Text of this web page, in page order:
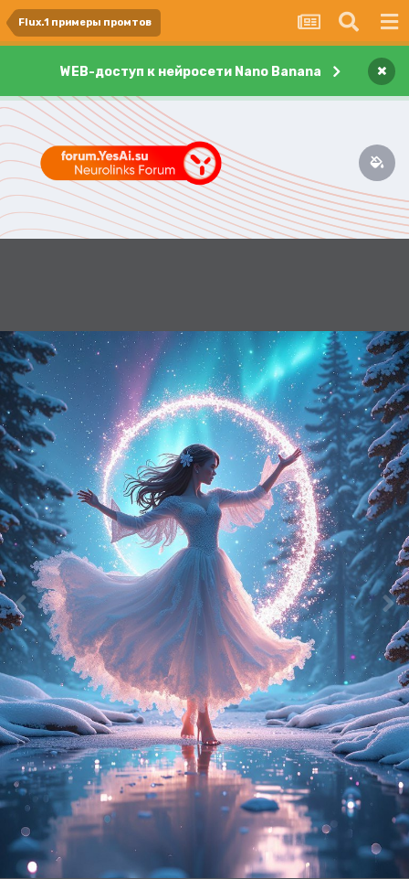
Flux.1 примеры промтов
WEB-доступ к нейросети Nano Banana ×